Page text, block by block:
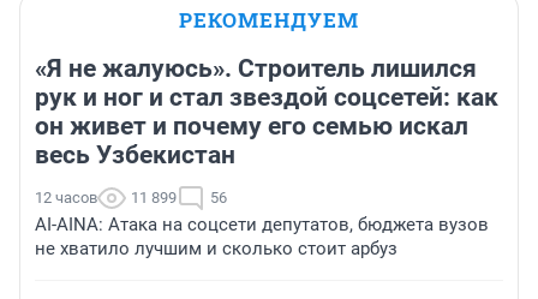
РЕКОМЕНДУЕМ
«Я не жалуюсь». Строитель лишился
рук и ног и стал звездой соцсетей: как
он живет и почему его семью искал
весь Узбекистан
12 часов 11 899 56
AI-AINA: Атака на соцсети депутатов, бюджета вузов
не хватило лучшим и сколько стоит арбуз